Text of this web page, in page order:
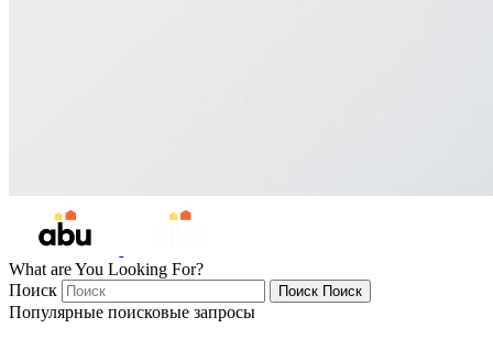
What are You Looking For?
Поиск
Поиск Поиск
Популярные поисковые запросы